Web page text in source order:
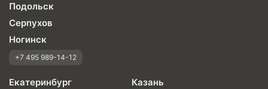
Подольск
Серпухов
Ногинск
+7 495 989-14-12
Екатеринбург Казань